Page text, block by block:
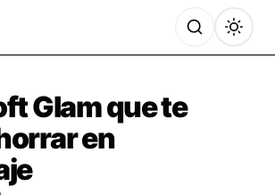
Glam que te
en